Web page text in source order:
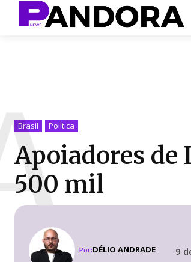
Brasil Política
Apoiadores de
500 mil
Por:DÉLIO ANDRADE 9